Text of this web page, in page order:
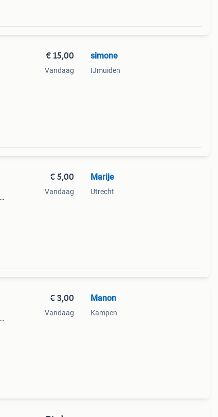
€ 15,00
Vandaag
simone
IJmuiden
€ 5,00
Vandaag
Marije
Utrecht
€ 3,00
Vandaag
Manon
Kampen